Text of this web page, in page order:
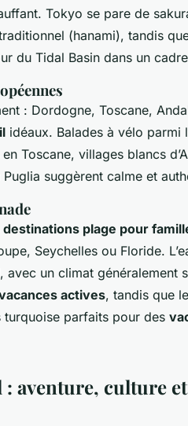
Tokyo se pare de
(hanami), tandis
du Tidal Basin dans un
: Dordogne, Toscane,
idéaux. Balades à vélo parmi
Toscane, villages blancs
suggèrent calme et
destinations plage pour
Seychelles ou Floride.
un climat généralement
actives, tandis que
parfaits pour des
aventure, culture